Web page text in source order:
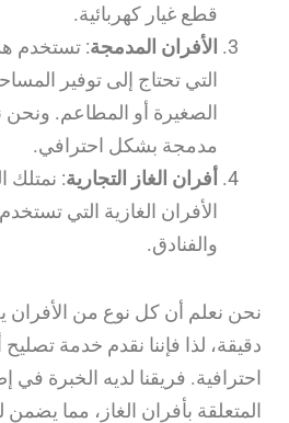
قطع غيار كهربائية.
الأفران المدمجة: تستخدم
التي تحتاج إلى توفير
الصغيرة أو المطاعم. ونحن
مدمجة بشكل احترافي.
أفران الغاز التجارية: نمتلك
الأفران الغازية التي
والفنادق.
نحن نعلم أن كل نوع من الأفران
دقيقة، لذا فإننا نقدم خدمة
احترافية. فريقنا لديه الخبرة في
المتعلقة بأفران الغاز، مما